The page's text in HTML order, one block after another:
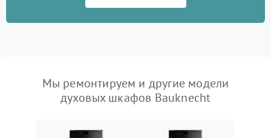
Мы ремонтируем и другие модели
духовых шкафов Bauknecht